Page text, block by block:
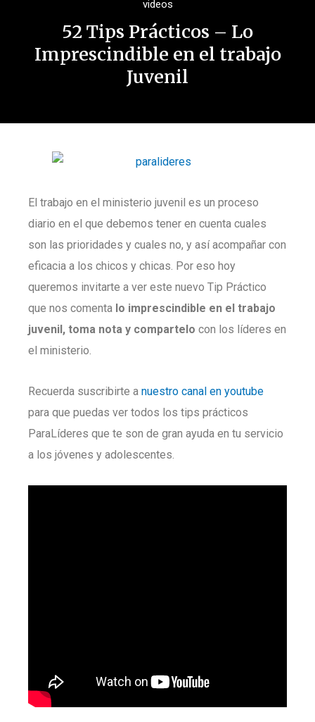
videos
52 Tips Prácticos – Lo
Imprescindible en el trabajo
Juvenil
El trabajo en el ministerio juvenil es un proceso
diario en el que debemos tener en cuenta cuales
son las prioridades y cuales no, y así acompañar con
eficacia a los chicos y chicas. Por eso hoy
queremos invitarte a ver este nuevo Tip Práctico
que nos comenta lo imprescindible en el trabajo
juvenil, toma nota y compartelo con los líderes en
el ministerio.
Recuerda suscribirte a nuestro canal en youtube
para que puedas ver todos los tips prácticos
ParaLíderes que te son de gran ayuda en tu servicio
a los jóvenes y adolescentes.